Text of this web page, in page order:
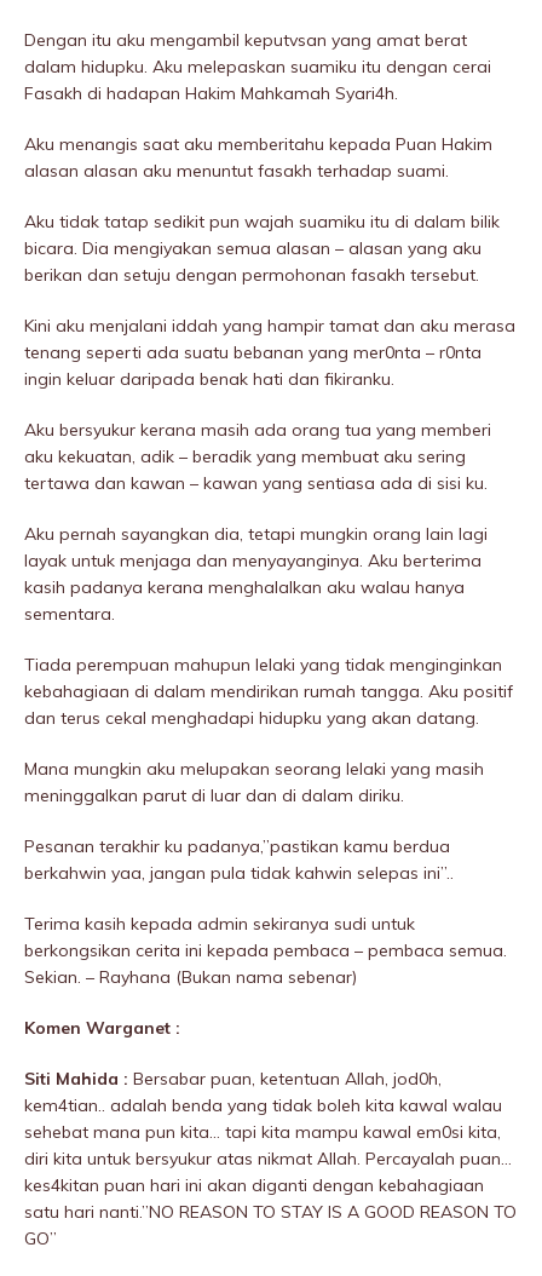
Dengan itu aku mengambil keputvsan yang amat berat
dalam hidupku. Aku melepaskan suamiku itu dengan cerai
Fasakh di hadapan Hakim Mahkamah Syari4h.
Aku menangis saat aku memberitahu kepada Puan Hakim
alasan alasan aku menuntut fasakh terhadap suami.
Aku tidak tatap sedikit pun wajah suamiku itu di dalam bilik
bicara. Dia mengiyakan semua alasan – alasan yang aku
berikan dan setuju dengan permohonan fasakh tersebut.
Kini aku menjalani iddah yang hampir tamat dan aku merasa
tenang seperti ada suatu bebanan yang mer0nta – r0nta
ingin keluar daripada benak hati dan fikiranku.
Aku bersyukur kerana masih ada orang tua yang memberi
aku kekuatan, adik – beradik yang membuat aku sering
tertawa dan kawan – kawan yang sentiasa ada di sisi ku.
Aku pernah sayangkan dia, tetapi mungkin orang lain lagi
layak untuk menjaga dan menyayanginya. Aku berterima
kasih padanya kerana menghalalkan aku walau hanya
sementara.
Tiada perempuan mahupun lelaki yang tidak menginginkan
kebahagiaan di dalam mendirikan rumah tangga. Aku positif
dan terus cekal menghadapi hidupku yang akan datang.
Mana mungkin aku melupakan seorang lelaki yang masih
meninggaIkan parut di luar dan di dalam diriku.
Pesanan terakhir ku padanya,”pastikan kamu berdua
berkahwin yaa, jangan pula tidak kahwin selepas ini”..
Terima kasih kepada admin sekiranya sudi untuk
berkongsikan cerita ini kepada pembaca – pembaca semua.
Sekian. – Rayhana (Bukan nama sebenar)
Komen Warganet :
Siti Mahida : Bersabar puan, ketentuan Allah, jod0h,
kem4tian.. adalah benda yang tidak boleh kita kawal walau
sehebat mana pun kita… tapi kita mampu kawal em0si kita,
diri kita untuk bersyukur atas nikmat Allah. Percayalah puan…
kes4kitan puan hari ini akan diganti dengan kebahagiaan
satu hari nanti.”NO REASON TO STAY IS A GOOD REASON TO
GO”